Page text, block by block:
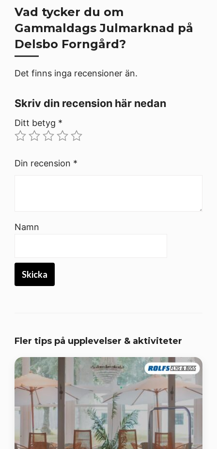
Vad tycker du om
Gammaldags Julmarknad på
Delsbo Forngård?
Det finns inga recensioner än.
Skriv din recension här nedan
Ditt betyg *
Din recension *
Namn
Fler tips på upplevelser & aktiviteter